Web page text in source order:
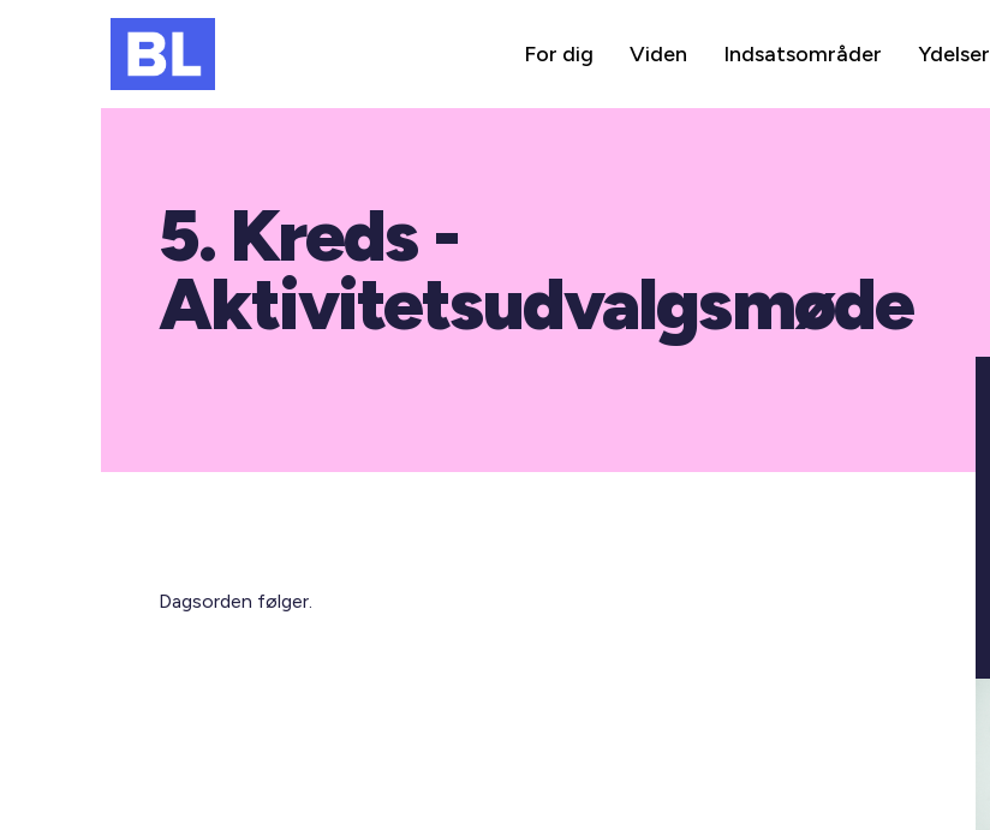
For dig Viden Indsatsområder Ydelser
5. Kreds -
Aktivitetsudvalgsmøde
Dagsorden følger.